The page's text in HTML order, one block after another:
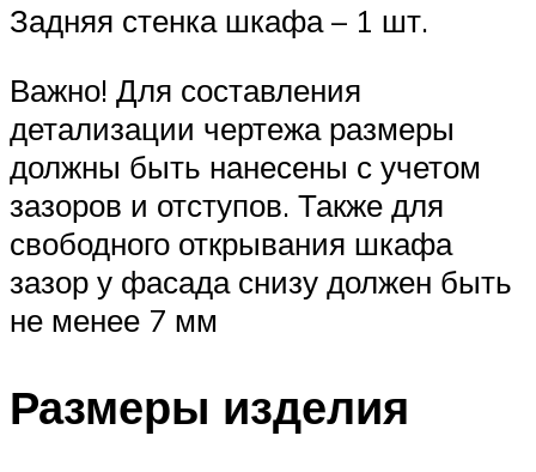
Задняя стенка шкафа – 1 шт.
Важно! Для составления
детализации чертежа размеры
должны быть нанесены с учетом
зазоров и отступов. Также для
свободного открывания шкафа
зазор у фасада снизу должен быть
не менее 7 мм
Размеры изделия